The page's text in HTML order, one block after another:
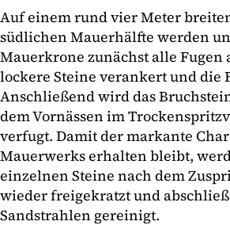
Auf einem rund vier Meter
südlichen Mauerhälfte werden
Mauerkrone zunächst alle Fugen
lockere Steine verankert und die
Anschließend wird das
dem Vornässen im
verfugt. Damit der markante
Mauerwerks erhalten bleibt,
einzelnen Steine nach dem
wieder freigekratzt und
Sandstrahlen gereinigt.